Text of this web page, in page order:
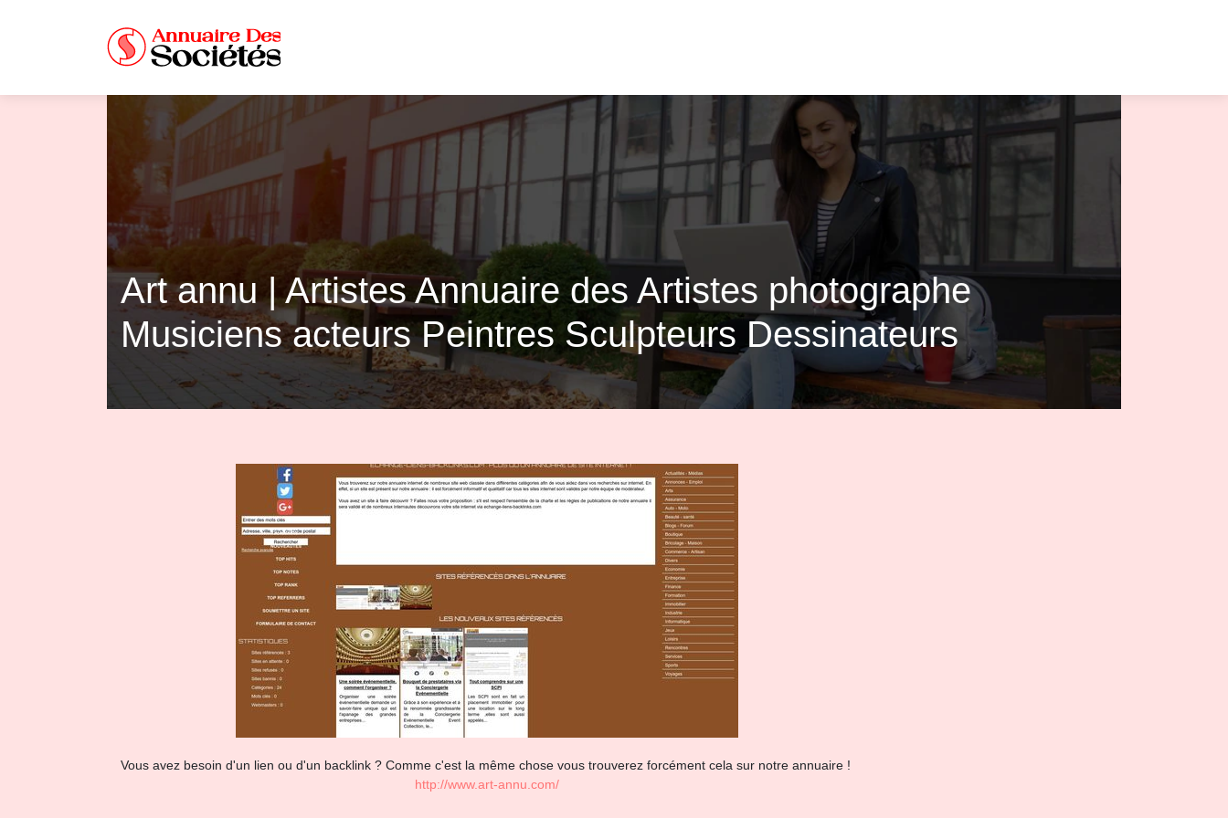
Art annu | Artistes Annuaire des Artistes photographe
Musiciens acteurs Peintres Sculpteurs Des­sina­teurs
Vous avez besoin d'un lien ou d'un backlink ? Comme c'est la même chose vous trouverez forcément cela sur notre annuaire !
http://www.art-annu.com/